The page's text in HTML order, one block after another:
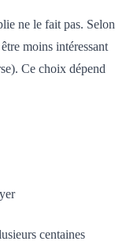
ne le fait pas. Selon
moins intéressant
Ce choix dépend
centaines